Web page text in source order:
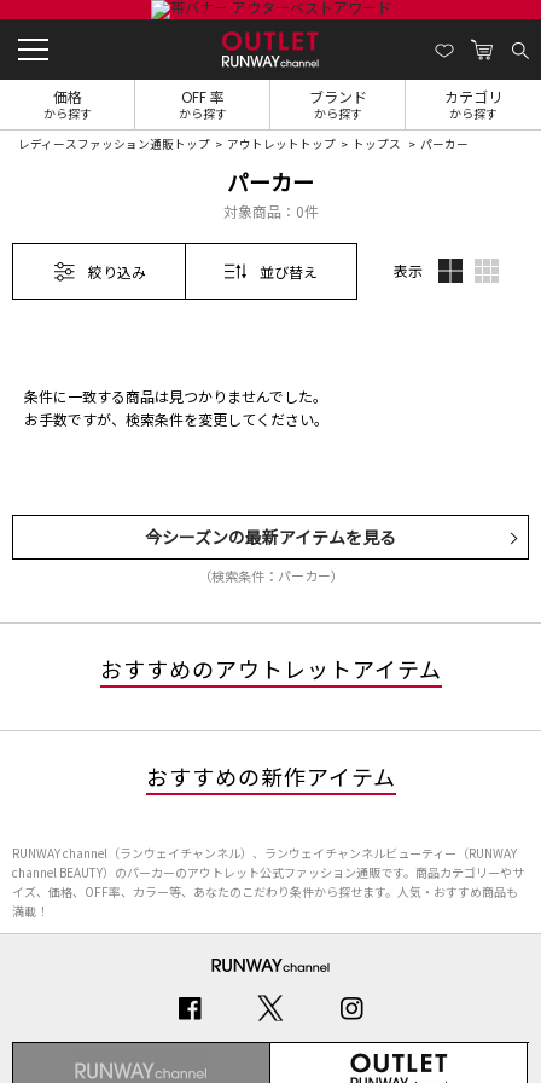
価格
から探す
OFF 率
から探す
ブランド
から探す
カテゴリ
から探す
レディースファッション通販トップ アウトレットトップ トップス パーカー
パーカー
対象商品： 0件
絞り込み 並び替え 表示
条件に一致する商品は見つかりませんでした。
お手数ですが、検索条件を変更してください。
今シーズンの最新アイテムを見る
（検索条件：パーカー）
おすすめのアウトレットアイテム
おすすめの新作アイテム
RUNWAY channel（ランウェイチャンネル）、ランウェイチャンネルビューティー（RUNWAY
channel BEAUTY）のパーカーのアウトレット公式ファッション通販です。商品カテゴリーやサ
イズ、価格、OFF率、カラー等、あなたのこだわり条件から探せます。人気・おすすめ商品も
満載！